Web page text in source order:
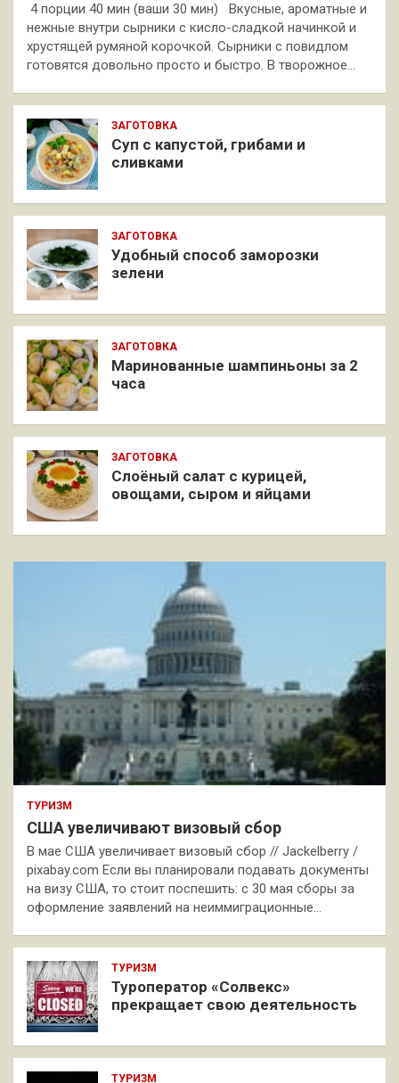
4 порции 40 мин (ваши 30 мин) Вкусные, ароматные и
нежные внутри сырники с кисло-сладкой начинкой и
хрустящей румяной корочкой. Сырники с повидлом
готовятся довольно просто и быстро. В творожное…
ЗАГОТОВКА
Суп с капустой, грибами и
сливками
ЗАГОТОВКА
Удобный способ заморозки
зелени
ЗАГОТОВКА
Маринованные шампиньоны за 2
часа
ЗАГОТОВКА
Слоёный салат с курицей,
овощами, сыром и яйцами
ТУРИЗМ
США увеличивают визовый сбор
В мае США увеличивает визовый сбор // Jackelberry /
pixabay.com Если вы планировали подавать документы
на визу США, то стоит поспешить: с 30 мая сборы за
оформление заявлений на неиммиграционные…
ТУРИЗМ
Туроператор «Солвекс»
прекращает свою деятельность
ТУРИЗМ